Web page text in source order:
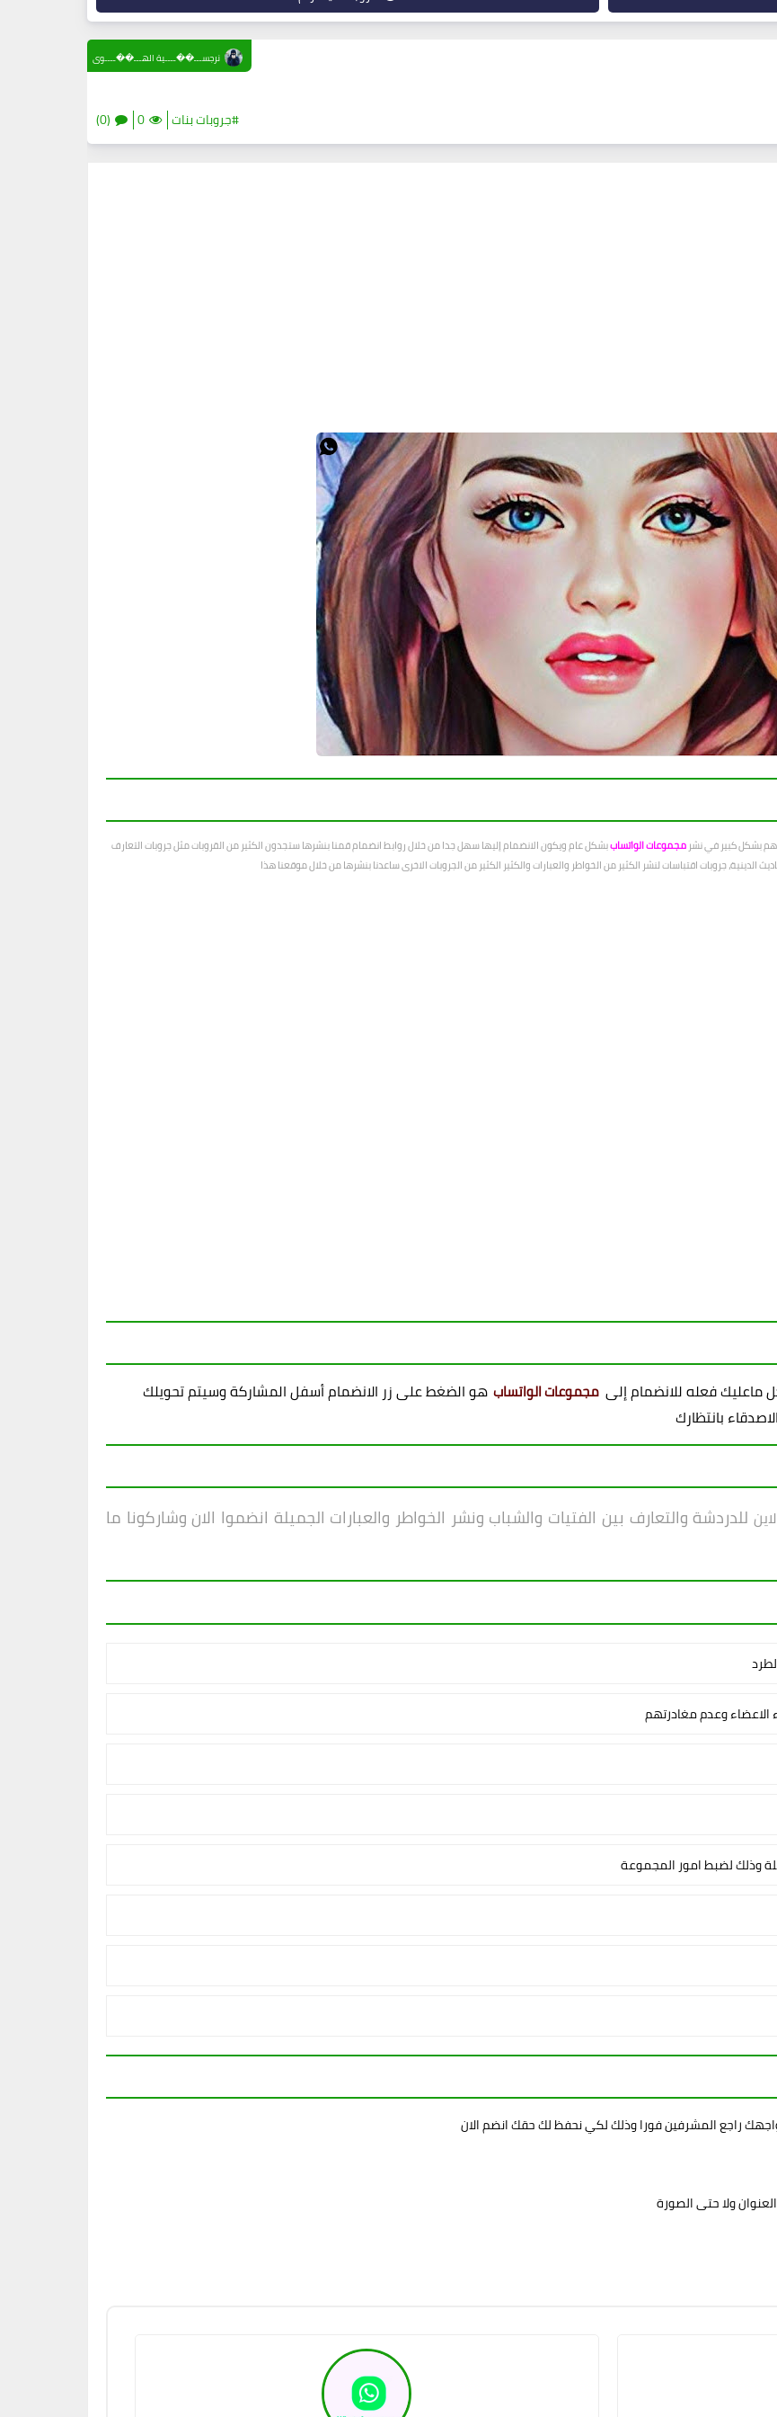
#جروبات بنات 0
(0)
نرجســـ��ــــية الهـــ��ــــوى
بشكل كبير في نشر مجموعات الواتساببشكل عام ويكون الانضمام إليها سهل جدا من خلال روابط انضمام قمنا بنشرها ستجدون الكثير من القروبات مثل جروبات التعارف
جروبات اقتباسات لنشر الكثير من الخواطر والعبارات والكثير الكثير من الجروبات الاخرى ساعدنا بنشرها من خلال موقعنا هذا
ماعليك فعله للانضمام إلى مجموعات الواتساب هو الضغط على زر الانضمام أسفل المشاركة وسيتم تحويلك
بانتظارك
للدردشة والتعارف بين الفتيات والشباب ونشر الخواطر والعبارات الجميلة انضموا الان وشاركونا ما
الاعضاء وعدم مغادرتهم
وذلك لضبط امور المجموعة
راجع المشرفين فورا وذلك لكي نحفظ لك حقك انضم الان
ولا حتى الصورة